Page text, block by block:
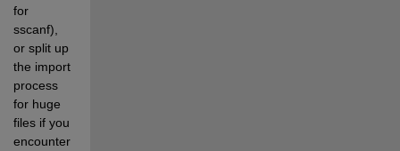
for
sscanf),
or split up
the import
process
for huge
files if you
encounter